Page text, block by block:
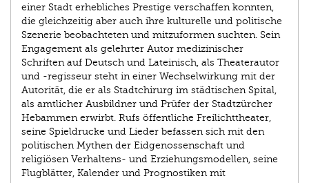
einer Stadt erhebliches Prestige verschaffen konnten,
die gleichzeitig aber auch ihre kulturelle und politische
Szenerie beobachteten und mitzuformen suchten. Sein
Engagement als gelehrter Autor medizinischer
Schriften auf Deutsch und Lateinisch, als Theaterautor
und -regisseur steht in einer Wechselwirkung mit der
Autorität, die er als Stadtchirurg im städtischen Spital,
als amtlicher Ausbildner und Prüfer der Stadtzürcher
Hebammen erwirbt. Rufs öffentliche Freilichttheater,
seine Spieldrucke und Lieder befassen sich mit den
politischen Mythen der Eidgenossenschaft und
religiösen Verhaltens- und Erziehungsmodellen, seine
Flugblätter, Kalender und Prognostiken mit